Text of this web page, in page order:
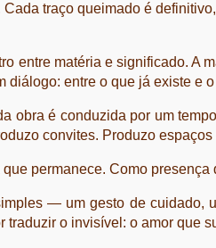
traço queimado é
entre matéria e significado. A
diálogo: entre o que já existe e
obra é conduzida por um
convites. Produzo
permanece. Como presença
— um gesto de cuidado,
o invisível: o amor que